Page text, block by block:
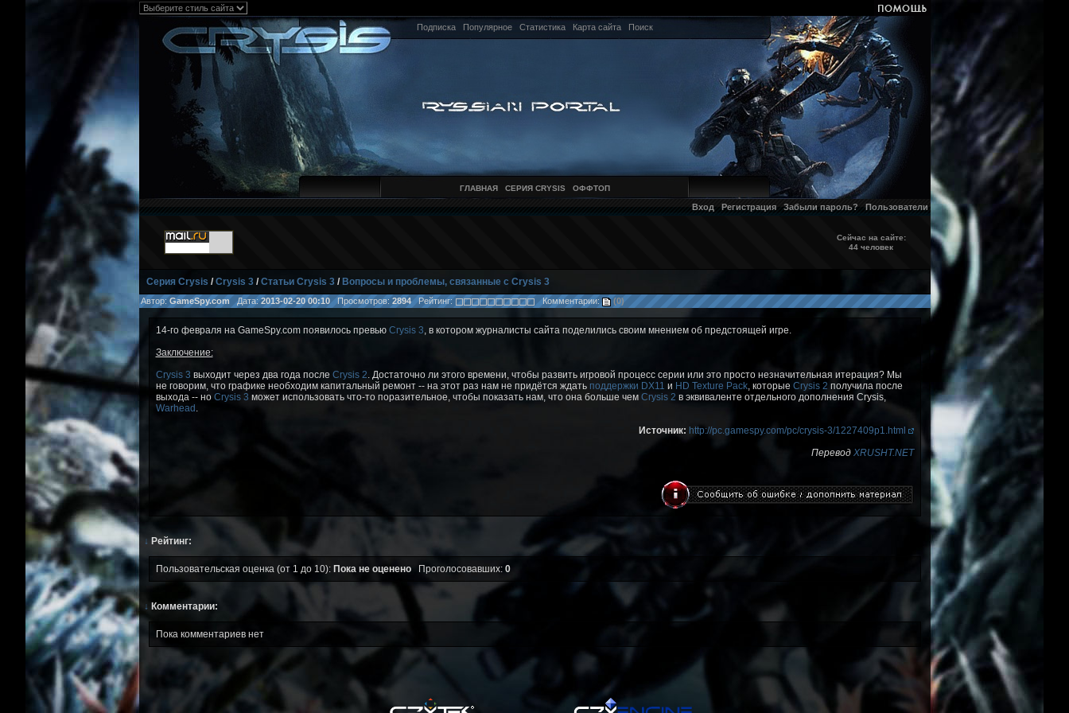
Подписка Популярное Статистика Карта сайта Поиск
ГЛАВНАЯ СЕРИЯ CRYSIS ОФФТОП
Вход Регистрация Забыли пароль? Пользователи
Сейчас на сайте:
44 человек
Серия Crysis /Crysis 3/Статьи Crysis 3/ Вопросы и проблемы, связанные с Crysis 3
Автор: GameSpy.comДата:2013-02-20 00:10Просмотров: 2894Рейтинг: Комментарии: (0)
14-го февраля на GameSpy.com появилось превью Crysis 3 , в котором журналисты сайта поделились своим мнением об предстоящей игре.
Заключение:
Crysis 3 выходит через два года после Crysis 2 . Достаточно ли этого времени, чтобы развить игровой процесс серии или это просто незначительная итерация? Мы
не говорим, что графике необходим капитальный ремонт -- на этот раз нам не придётся ждать поддержки DX11 и HD Texture Pack, которые Crysis 2 получила после
выхода -- но Crysis 3 может использовать что-то поразительное, чтобы показать нам, что она больше чем Crysis 2 в эквиваленте отдельного дополнения Crysis,
Warhead
Источник: http://pc.gamespy.com/pc/crysis-3/1227409p1.html
Перевод XRUSHT.NET
↓ Рейтинг:
Пользовательская оценка (от 1 до 10): Пока не оцененоПроголосовавших: 0
↓ Комментарии:
Пока комментариев нет